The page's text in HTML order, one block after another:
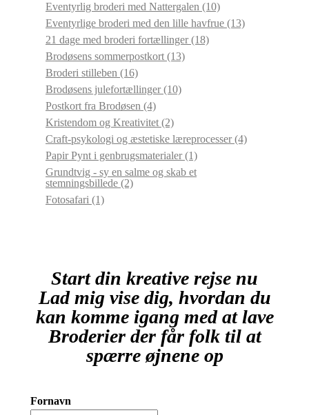
Eventyrlig broderi med Nattergalen (10)
Eventyrlige broderi med den lille havfrue (13)
21 dage med broderi fortællinger(18)
Brodøsens sommerpostkort (13)
Broderi stilleben (16)
Brodøsens julefortællinger(10)
Postkort fra Brodøsen (4)
Kristendom og Kreativitet (2)
Craft-psykologi og æstetiske læreprocesser(4)
Papir Pynt i genbrugsmaterialer(1)
Grundtvig - sy en salme og skab et
stemningsbillede (2)
Fotosafari (1)
Start din kreative rejse nu
Lad mig vise dig, hvordan du
kan komme igang med at lave
Broderier der får folk til at
spærre øjnene op
Fornavn